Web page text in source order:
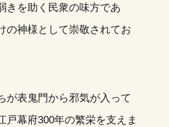
きを助く民衆の味方であ
の神様として崇敬されてお
が表鬼門から邪気が入って
戸幕府300年の繁栄を支えま